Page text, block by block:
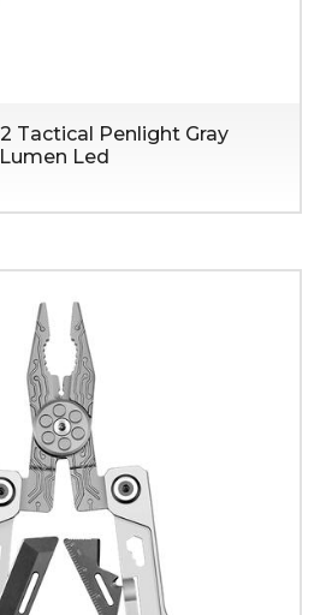
Tactical Penlight Gray
Led